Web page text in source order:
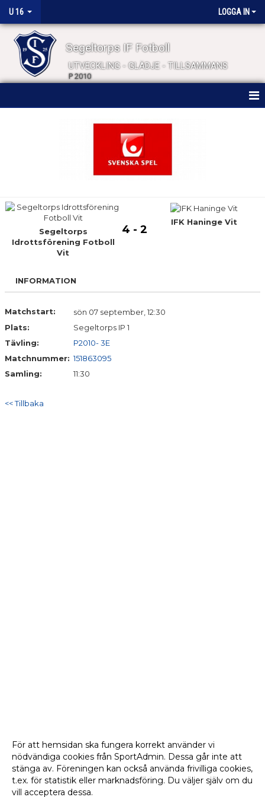
U 16 LOGGA IN
Segeltorps IF Fotboll
UTVECKLING - GLÄDJE - TILLSAMMANS
P 2010
BILDGALLERI
Segeltorps
Idrottsförening Fotboll
Vit
4 - 2
IFK Haninge Vit
INFORMATION
Matchstart:
sön 07 september, 12:30
Plats:
Segeltorps IP 1
Tävling:
P2010- 3E
Matchnummer: 151863095
Samling:
11:30
<< Tillbaka
För att hemsidan ska fungera korrekt använder vi
nödvändiga cookies från SportAdmin. Dessa går inte att
stänga av. Föreningen kan också använda frivilliga cookies,
t.ex. för statistik eller marknadsföring. Du väljer själv om du
vill acceptera dessa.